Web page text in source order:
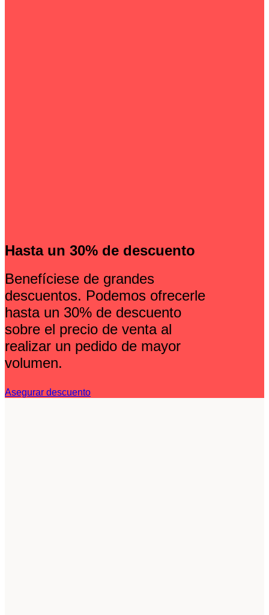
Hasta un 30% de descuento
Benefíciese de grandes
descuentos. Podemos ofrecerle
hasta un 30% de descuento
sobre el precio de venta al
realizar un pedido de mayor
volumen.
Asegurar descuento